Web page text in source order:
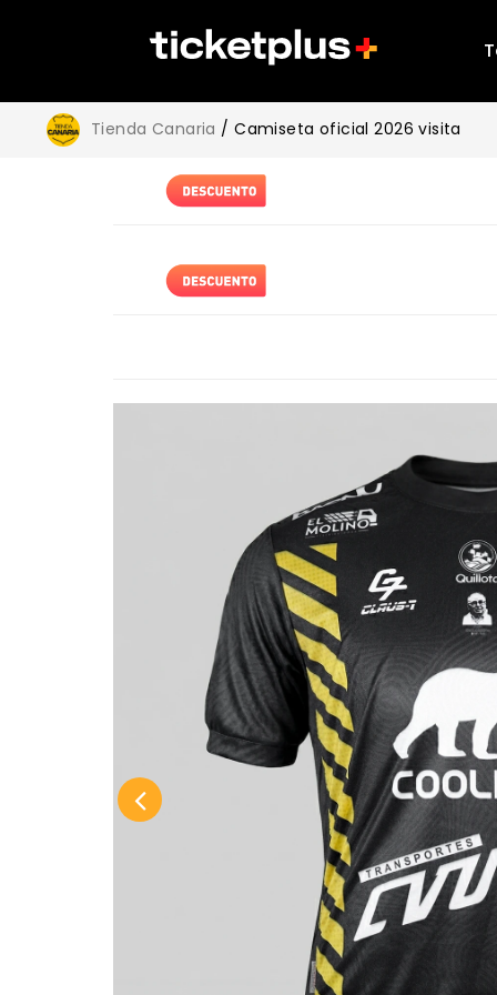
Tienda Canaria / Camiseta oficial 2026 visita